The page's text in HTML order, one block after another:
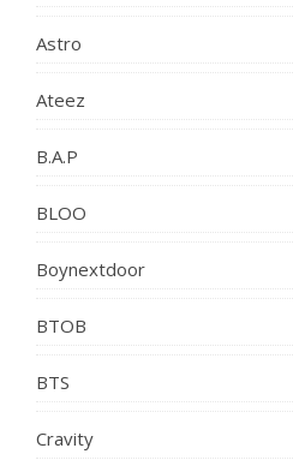
Astro
Ateez
B.A.P
BLOO
Boynextdoor
BTOB
BTS
Cravity